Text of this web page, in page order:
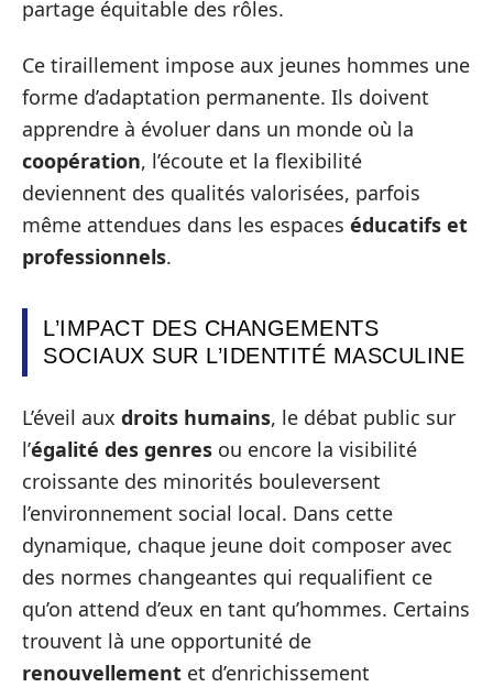
partage équitable des rôles.
Ce tiraillement impose aux jeunes hommes une
forme d’adaptation permanente. Ils doivent
apprendre à évoluer dans un monde où la
coopération, l’écoute et la flexibilité
deviennent des qualités valorisées, parfois
même attendues dans les espaces éducatifs et
professionnels.
L’IMPACT DES CHANGEMENTS
SOCIAUX SUR L’IDENTITÉ MASCULINE
L’éveil aux droits humains, le débat public sur
l’égalité des genres ou encore la visibilité
croissante des minorités bouleversent
l’environnement social local. Dans cette
dynamique, chaque jeune doit composer avec
des normes changeantes qui requalifient ce
qu’on attend d’eux en tant qu’hommes. Certains
trouvent là une opportunité de
renouvellement et d’enrichissement